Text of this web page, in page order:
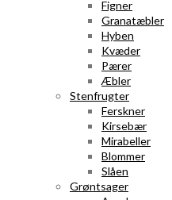
Figner
Granatæbler
Hyben
Kvæder
Pærer
Æbler
Stenfrugter
Ferskner
Kirsebær
Mirabeller
Blommer
Slåen
Grøntsager